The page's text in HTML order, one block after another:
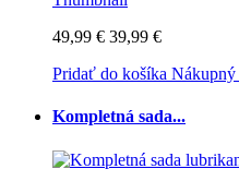
49,99 € 39,99 €
Pridať do košíka
Kompletná sada...